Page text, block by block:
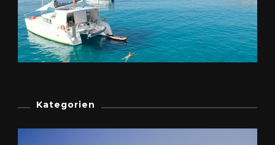
Kategorien